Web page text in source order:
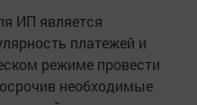
ИП является
платежей и
режиме провести
необходимые